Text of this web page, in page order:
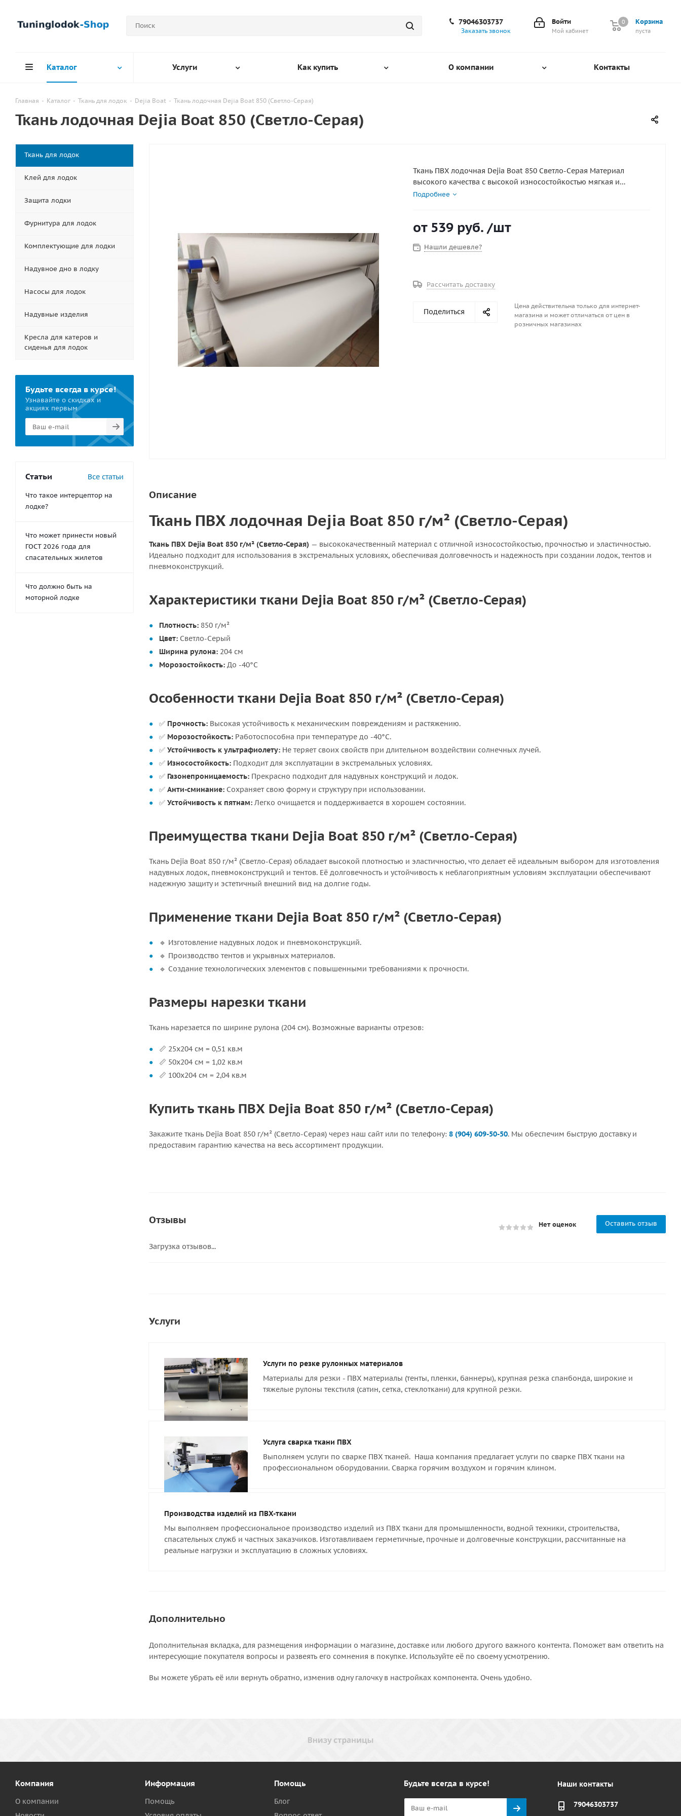
Корзина
0
пуста
0
Войти
Мой кабинет
79046303737
Заказать звонок
Каталог Услуги Как купить О компании Контакты
Главная - Каталог - Ткань для лодок - Dejia Boat - Ткань лодочная Dejia Boat 850 (Светло-Серая)
Ткань лодочная Dejia Boat 850 (Светло-Серая)
Ткань ПВХ лодочная Dejia Boat 850 Светло-Серая Материал
высокого качества с высокой износостойкостью мягкая и
прочная. Ширина рулона 204 при покупки более 2кв.м ткань
Подробнее
от 539 руб. /шт
Нашли дешевле?
Рассчитать доставку
Поделиться
Цена действительна только для интернет-
магазина и может отличаться от цен в
розничных магазинах
Описание
Ткань ПВХ лодочная Dejia Boat 850 г/м² (Светло-Серая)
Ткань ПВХ Dejia Boat 850 г/м² (Светло-Серая) — высококачественный материал с отличной износостойкостью, прочностью и эластичностью.
Идеально подходит для использования в экстремальных условиях, обеспечивая долговечность и надежность при создании лодок, тентов и
пневмоконструкций.
Характеристики ткани Dejia Boat 850 г/м² (Светло-Серая)
Плотность: 850 г/м²
Цвет: Светло-Серый
Ширина рулона: 204 см
Морозостойкость: До -40°C
Особенности ткани Dejia Boat 850 г/м² (Светло-Серая)
✅ Прочность: Высокая устойчивость к механическим повреждениям и растяжению.
✅ Морозостойкость: Работоспособна при температуре до -40°C.
✅ Устойчивость к ультрафиолету: Не теряет своих свойств при длительном воздействии солнечных лучей.
✅ Износостойкость: Подходит для эксплуатации в экстремальных условиях.
✅ Газонепроницаемость: Прекрасно подходит для надувных конструкций и лодок.
✅ Анти-сминание: Сохраняет свою форму и структуру при использовании.
✅ Устойчивость к пятнам: Легко очищается и поддерживается в хорошем состоянии.
Преимущества ткани Dejia Boat 850 г/м² (Светло-Серая)
Ткань Dejia Boat 850 г/м² (Светло-Серая) обладает высокой плотностью и эластичностью, что делает её идеальным выбором для изготовления
надувных лодок, пневмоконструкций и тентов. Её долговечность и устойчивость к неблагоприятным условиям эксплуатации обеспечивают
надежную защиту и эстетичный внешний вид на долгие годы.
Применение ткани Dejia Boat 850 г/м² (Светло-Серая)
🔹 Изготовление надувных лодок и пневмоконструкций.
🔹 Производство тентов и укрывных материалов.
🔹 Создание технологических элементов с повышенными требованиями к прочности.
Размеры нарезки ткани
Ткань нарезается по ширине рулона (204 см). Возможные варианты отрезов:
📏 25х204 см = 0,51 кв.м
📏 50х204 см = 1,02 кв.м
📏 100х204 см = 2,04 кв.м
Купить ткань ПВХ Dejia Boat 850 г/м² (Светло-Серая)
Закажите ткань Dejia Boat 850 г/м² (Светло-Серая) через наш сайт или по телефону: 8 (904) 609-50-50. Мы обеспечим быструю доставку и
предоставим гарантию качества на весь ассортимент продукции.
Отзывы Нет оценок Оставить отзыв
Загрузка отзывов...
Услуги
Услуги по резке рулонных материалов
Материалы для резки - ПВХ материалы (тенты, пленки, баннеры), крупная резка спанбонда, широкие и
тяжелые рулоны текстиля (сатин, сетка, стеклоткани) для крупной резки.
Услуга сварка ткани ПВХ
Выполняем услуги по сварке ПВХ тканей. Наша компания предлагает услуги по сварке ПВХ ткани на
профессиональном оборудовании. Сварка горячим воздухом и горячим клином.
Производства изделий из ПВХ-ткани
Мы выполняем профессиональное производство изделий из ПВХ ткани для промышленности, водной техники, строительства,
спасательных служб и частных заказчиков. Изготавливаем герметичные, прочные и долговечные конструкции, рассчитанные на
реальные нагрузки и эксплуатацию в сложных условиях.
Дополнительно
Дополнительная вкладка, для размещения информации о магазине, доставке или любого другого важного контента. Поможет вам ответить на
интересующие покупателя вопросы и развеять его сомнения в покупке. Используйте её по своему усмотрению.
Вы можете убрать её или вернуть обратно, изменив одну галочку в настройках компонента. Очень удобно.
Ткань для лодок
Клей для лодок
Защита лодки
Фурнитура для лодок
Комплектующие для лодки
Надувное дно в лодку
Насосы для лодок
Надувные изделия
Кресла для катеров и
сиденья для лодок
Будьте всегда в курсе!
Узнавайте о скидках и
акциях первым
Статьи Все статьи
Что такое интерцептор на
лодке?
Что может принести новый
ГОСТ 2026 года для
спасательных жилетов
Что должно быть на
моторной лодке
Компания
О компании
Информация
Помощь
Помощь
Блог
Будьте всегда в курсе! Наши контакты
79046303737